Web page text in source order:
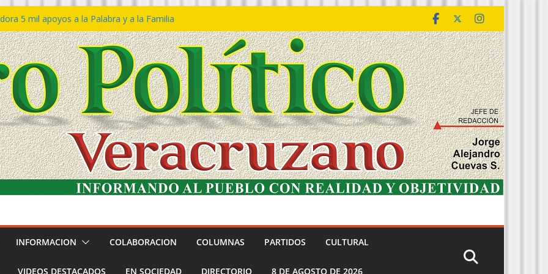
5 mil apoyos a la Palabra y a la Familia
Declaraciones de Procedencia en contra
𝙂𝙤𝙗𝙞𝙚𝙧𝙣𝙤 𝙙𝙚𝙡 𝙀𝙨𝙩𝙖𝙙𝙤 𝙖 𝙙𝙞𝙨𝙛𝙧𝙪𝙩𝙖𝙧
𝙙𝙚𝙡 𝙈𝙖𝙧 𝙚𝙣 𝘾𝙤𝙖𝙩𝙯𝙖𝙘𝙤𝙖𝙡𝙘𝙤𝙨
de policías con vocación de servicio y
SSP
Bravo rechaza acusaciones y asegura que
solicitud de desafuero
INFORMACION COLABORACION COLUMNAS PARTIDOS CULTURAL
VIDEOS DESTACADOS EN SOCIEDAD DIRECTORIO 8 DE AGOSTO DE 2026